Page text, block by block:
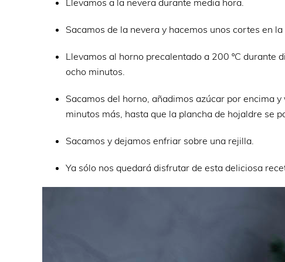
Llevamos a la nevera durante media hora.
Sacamos de la nevera y hacemos unos cortes en
Llevamos al horno precalentado a 200 ºC durante
ocho minutos.
Sacamos del horno, añadimos azúcar por encima
minutos más, hasta que la plancha de hojaldre se
Sacamos y dejamos enfriar sobre una rejilla.
Ya sólo nos quedará disfrutar de esta deliciosa